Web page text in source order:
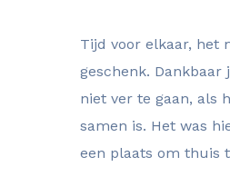
Tijd voor elkaar, het
geschenk. Dankbaar
niet ver te gaan, als
samen is. Het was
een plaats om thuis